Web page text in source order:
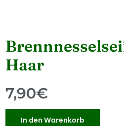
Haar
7,90€
In den Warenkorb